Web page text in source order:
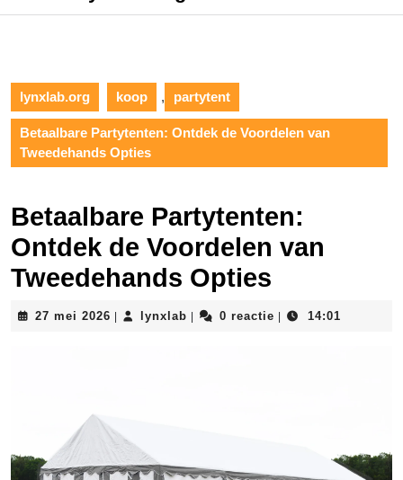
lynxlab.org koop , partytent
Betaalbare Partytenten: Ontdek de Voordelen van
Tweedehands Opties
Betaalbare Partytenten:
Ontdek de Voordelen van
Tweedehands Opties
27 mei 2026 27
lynxlab lynxlab0 reactie 14:01